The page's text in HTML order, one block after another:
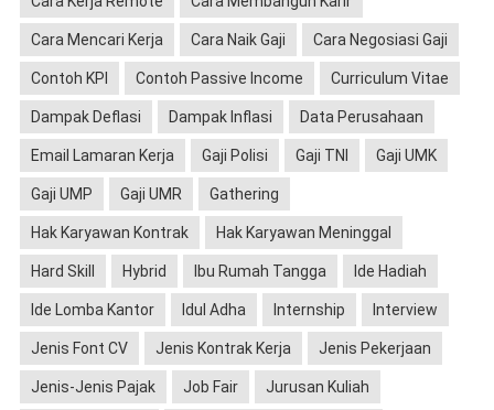
Cara Mencari Kerja Cara Naik Gaji Cara Negosiasi Gaji
Contoh KPI Contoh Passive Income Curriculum Vitae
Dampak Deflasi Dampak Inflasi Data Perusahaan
Email Lamaran Kerja Gaji Polisi Gaji TNI Gaji UMK
Gaji UMP Gaji UMR Gathering
Hak Karyawan Kontrak Hak Karyawan Meninggal
Hard Skill Hybrid Ibu Rumah Tangga Ide Hadiah
Ide Lomba Kantor Idul Adha Internship Interview
Jenis Font CV Jenis Kontrak Kerja Jenis Pekerjaan
Jenis-Jenis Pajak Job Fair Jurusan Kuliah